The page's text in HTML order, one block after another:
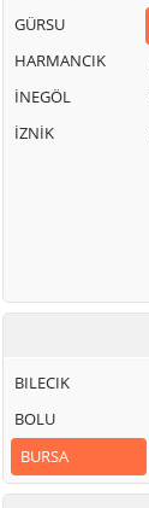
GÜRSU
HARMANCIK
İNEGÖL
İZNİK
BILECIK
BOLU
BURSA